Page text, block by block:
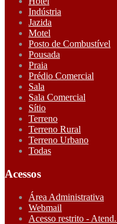
Indústria
Jazida
Motel
Posto de Combustível
Pousada
Praia
Prédio Comercial
Sala
Sala Comercial
Sítio
Terreno
Terreno Rural
Terreno Urbano
Todas
Acessos
Área Administrativa
Webmail
Acesso restrito -